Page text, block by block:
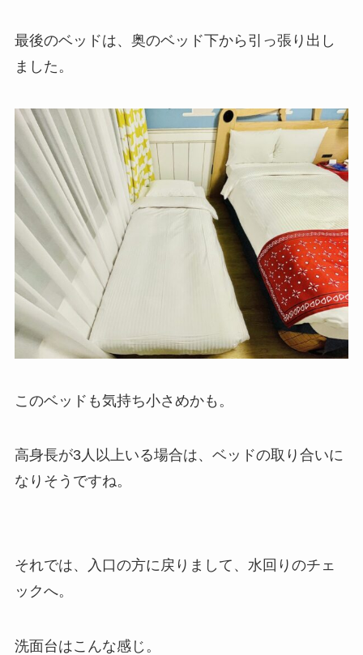
最後のベッドは、奥のベッド下から引っ張り出し
ました。
このベッドも気持ち小さめかも。
高身長が3人以上いる場合は、ベッドの取り合いに
なりそうですね。
それでは、入口の方に戻りまして、水回りのチェ
ックへ。
洗面台はこんな感じ。